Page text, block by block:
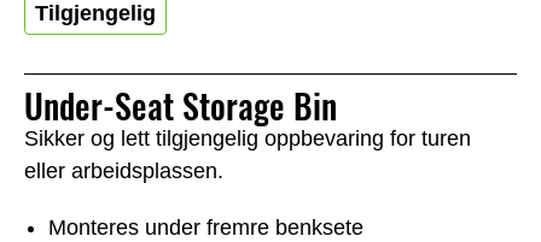
Under-Seat Storage Bin
Sikker og lett tilgjengelig oppbevaring for turen
eller arbeidsplassen.
Monteres under fremre benksete
Tilgjengelig